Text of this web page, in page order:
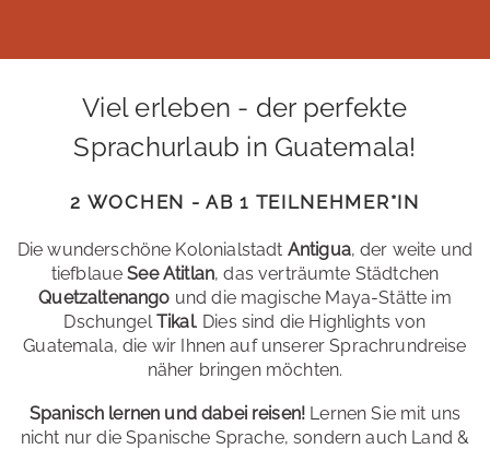
Viel erleben - der perfekte
Sprachurlaub in Guatemala!
2 WOCHEN - AB 1 TEILNEHMER*IN
Die wunderschöne Kolonialstadt Antigua, der weite und
tiefblaueSee Atitlan, das verträumte Städtchen
Quetzaltenango und die magische Maya-Stätte im
Dschungel Tikal. Dies sind die Highlights von
Guatemala, die wir Ihnen auf unserer Sprachrundreise
näher bringen möchten.
Spanisch lernen und dabei reisen! Lernen Sie mit uns
nicht nur die Spanische Sprache, sondern auch Land &